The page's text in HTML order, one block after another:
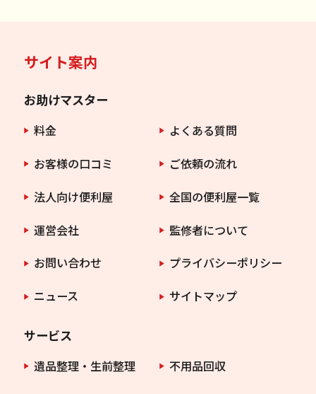
サイト案内
お助けマスター
料金
よくある質問
お客様の口コミ
ご依頼の流れ
法人向け便利屋
全国の便利屋一覧
運営会社
監修者について
お問い合わせ
プライバシーポリシー
ニュース
サイトマップ
サービス
遺品整理・生前整理
不用品回収